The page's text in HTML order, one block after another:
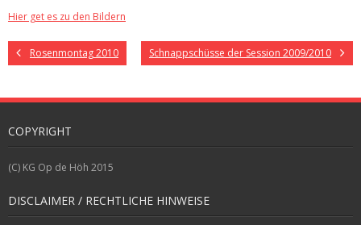
Hier get es zu den Bildern
Rosenmontag 2010 Schnappschüsse der Session 2009/2010
COPYRIGHT
(C) KG Op de Höh 2015
DISCLAIMER / RECHTLICHE HINWEISE